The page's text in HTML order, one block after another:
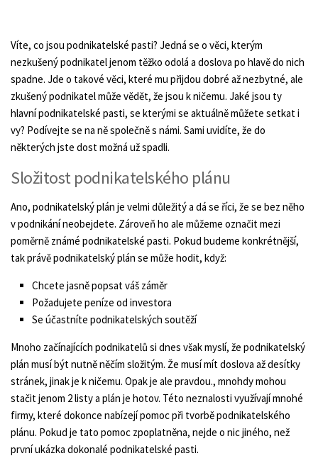
Víte, co jsou podnikatelské pasti? Jedná se o věci, kterým
nezkušený podnikatel jenom těžko odolá a doslova po hlavě do nich
spadne. Jde o takové věci, které mu přijdou dobré až nezbytné, ale
zkušený podnikatel může vědět, že jsou k ničemu. Jaké jsou ty
hlavní podnikatelské pasti, se kterými se aktuálně můžete setkat i
vy? Podívejte se na ně společně s námi. Sami uvidíte, že do
některých jste dost možná už spadli.
Složitost podnikatelského plánu
Ano, podnikatelský plán je velmi důležitý a dá se říci, že se bez něho
v podnikání neobejdete. Zároveň ho ale můžeme označit mezi
poměrně známé podnikatelské pasti. Pokud budeme konkrétnější,
tak právě podnikatelský plán se může hodit, když:
Chcete jasně popsat váš záměr
Požadujete peníze od investora
Se účastníte podnikatelských soutěží
Mnoho začínajících podnikatelů si dnes však myslí, že podnikatelský
plán musí být nutně něčím složitým. Že musí mít doslova až desítky
stránek, jinak je k ničemu. Opak je ale pravdou., mnohdy mohou
stačit jenom 2 listy a plán je hotov. Této neznalosti využívají mnohé
firmy, které dokonce nabízejí pomoc při tvorbě podnikatelského
plánu. Pokud je tato pomoc zpoplatněna, nejde o nic jiného, než
první ukázka dokonalé podnikatelské pasti.